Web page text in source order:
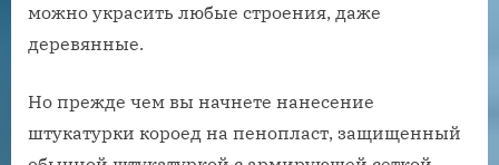
можно украсить любые строения, даже
деревянные.
Но прежде чем вы начнете нанесение
штукатурки короед на пенопласт, защищенный